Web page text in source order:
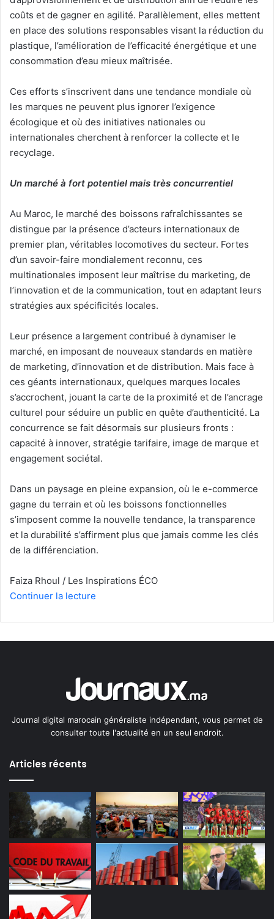
coûts et de gagner en agilité. Parallèlement, elles mettent
en place des solutions responsables visant la réduction du
plastique, l’amélioration de l’efficacité énergétique et une
consommation d’eau mieux maîtrisée.
Ces efforts s’inscrivent dans une tendance mondiale où
les marques ne peuvent plus ignorer l’exigence
écologique et où des initiatives nationales ou
internationales cherchent à renforcer la collecte et le
recyclage.
Un marché à fort potentiel mais très concurrentiel
Au Maroc, le marché des boissons rafraîchissantes se
distingue par la présence d’acteurs internationaux de
premier plan, véritables locomotives du secteur. Fortes
d’un savoir-faire mondialement reconnu, ces
multinationales imposent leur maîtrise du marketing, de
l’innovation et de la communication, tout en adaptant leurs
stratégies aux spécificités locales.
Leur présence a largement contribué à dynamiser le
marché, en imposant de nouveaux standards en matière
de marketing, d’innovation et de distribution. Mais face à
ces géants internationaux, quelques marques locales
s’accrochent, jouant la carte de la proximité et de l’ancrage
culturel pour séduire un public en quête d’authenticité. La
concurrence se fait désormais sur plusieurs fronts :
capacité à innover, stratégie tarifaire, image de marque et
engagement sociétal.
Dans un paysage en pleine expansion, où le e-commerce
gagne du terrain et où les boissons fonctionnelles
s’imposent comme la nouvelle tendance, la transparence
et la durabilité s’affirment plus que jamais comme les clés
de la différenciation.
Faiza Rhoul / Les Inspirations ÉCO
Continuer la lecture
Journal digital marocain généraliste indépendant, vous permet de
consulter toute l'actualité en un seul endroit.
Articles récents